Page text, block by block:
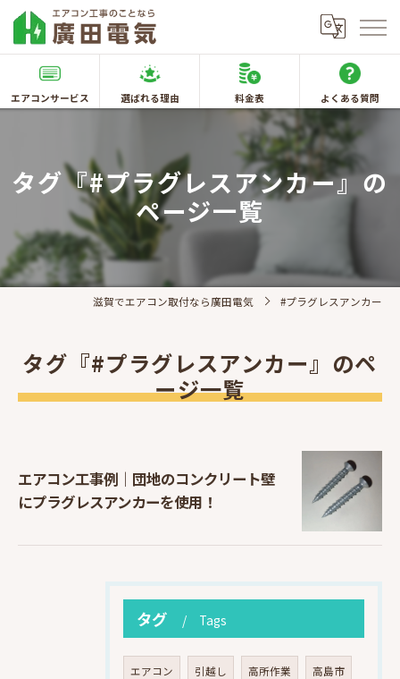
エアコンサービス 選ばれる理由 料金表 よくある質問
タグ『#プラグレスアンカー』の
ページ一覧
滋賀でエアコン取付なら廣田電気 #プラグレスアンカー
タグ『#プラグレスアンカー』のペ
ージ一覧
エアコン工事例｜団地のコンクリート壁
にプラグレスアンカーを使用！
タグ Tags
エアコン 引越し 高所作業 高島市